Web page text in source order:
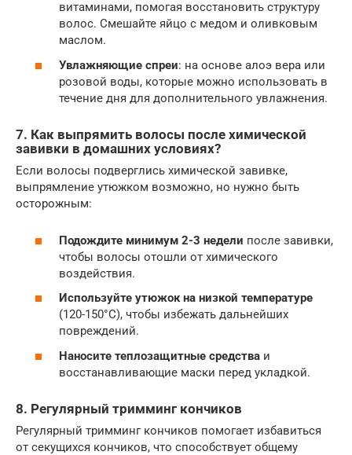
витаминами, помогая восстановить структуру
волос. Смешайте яйцо с медом и оливковым
маслом.
Увлажняющие спреи: на основе алоэ вера или
розовой воды, которые можно использовать в
течение дня для дополнительного увлажнения.
7. Как выпрямить волосы после химической
завивки в домашних условиях?
Если волосы подверглись химической завивке,
выпрямление утюжком возможно, но нужно быть
осторожным:
Подождите минимум 2-3 недели после завивки,
чтобы волосы отошли от химического
воздействия.
Используйте утюжок на низкой температуре
(120-150°C), чтобы избежать дальнейших
повреждений.
Наносите теплозащитные средства и
восстанавливающие маски перед укладкой.
8. Регулярный тримминг кончиков
Регулярный тримминг кончиков помогает избавиться
от секущихся кончиков, что способствует общему